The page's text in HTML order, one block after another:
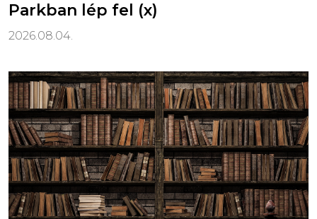
Parkban lép fel (x)
2026.08.04.